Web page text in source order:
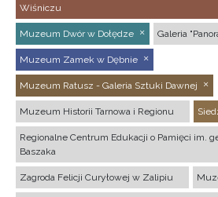
Wiśniczu
Muzeum Dwór w Dołędze Galeria
Muzeum Zamek w Dębnie
Muzeum Ratusz - Galeria Sztuki Dawnej
Muzeum Historii Tarnowa i Regionu
Regionalne Centrum Edukacji o Pamięci im.
Baszaka
Zagroda Felicji Curyłowej w Zalipiu